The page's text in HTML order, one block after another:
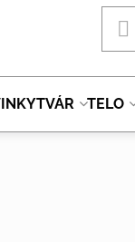
TVÁR TELO